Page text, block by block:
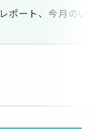
ポート、今月のい